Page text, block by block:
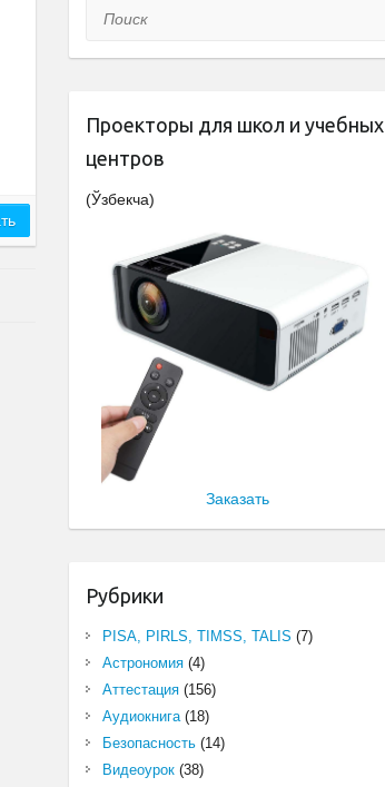
Поиск
Проекторы для школ и учебных
центров
(Ўзбекча)
Заказать
Рубрики
PISA, PIRLS, TIMSS, TALIS (7)
Астрономия(4)
Аттестация(156)
Аудиокнига(18)
Безопасность(14)
Видеоурок(38)